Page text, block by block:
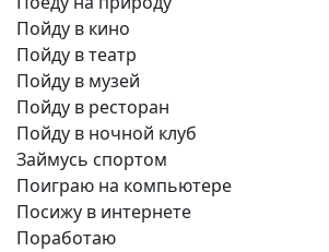
Пойду в кино
Пойду в театр
Пойду в музей
Пойду в ресторан
Пойду в ночной клуб
Займусь спортом
Поиграю на компьютере
Посижу в интернете
Поработаю